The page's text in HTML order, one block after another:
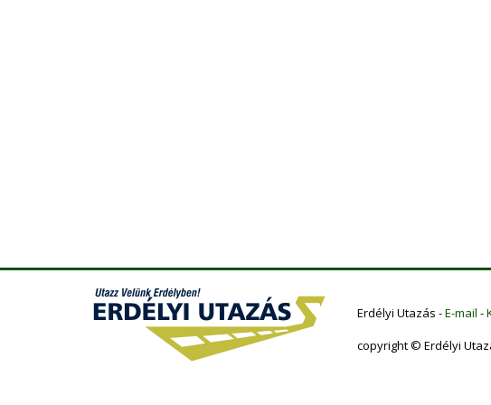
Erdélyi Utazás -E-mail -
copyright © Erdélyi